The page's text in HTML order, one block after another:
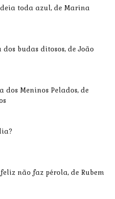
toda azul, de Marina
dos budas ditosos, de João
dos Meninos Pelados, de
feliz não faz pérola, de Rubem